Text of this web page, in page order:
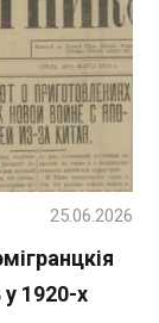
1920-х
25.06.2026